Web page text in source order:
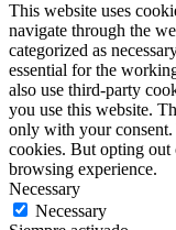
This website uses
navigate through the
categorized as
essential for the
also use third-party
you use this website.
only with your consent.
cookies. But opting out
browsing experience.
Necessary
Necessary